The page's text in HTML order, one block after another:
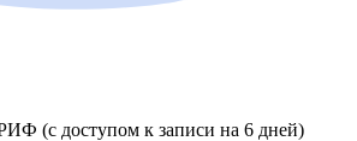
(с доступом к записи на 6 дней)